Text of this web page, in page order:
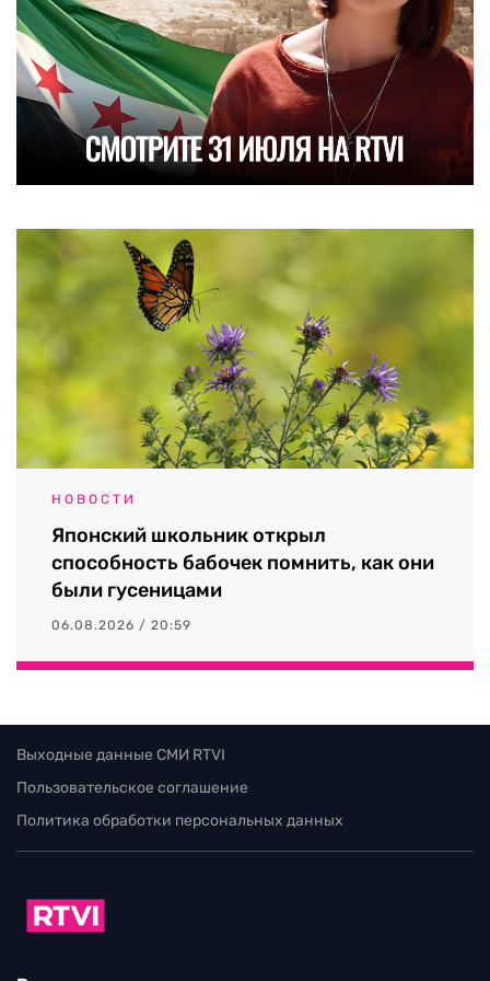
НОВОСТИ
Японский школьник открыл
способность бабочек помнить, как они
были гусеницами
06.08.2026 / 20:59
Выходные данные СМИ RTVI
Пользовательское соглашение
Политика обработки персональных данных